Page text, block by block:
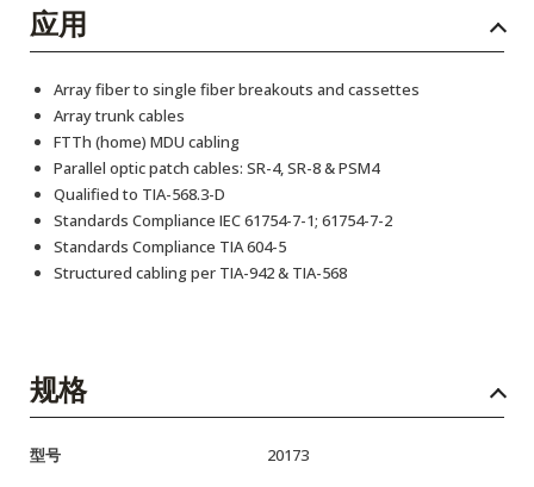
应用
Array fiber to single fiber breakouts and cassettes
Array trunk cables
FTTh (home) MDU cabling
Parallel optic patch cables: SR-4, SR-8 & PSM4
Qualified to TIA-568.3-D
Standards Compliance IEC 61754-7-1; 61754-7-2
Standards Compliance TIA 604-5
Structured cabling per TIA-942 & TIA-568
规格
型号 20173